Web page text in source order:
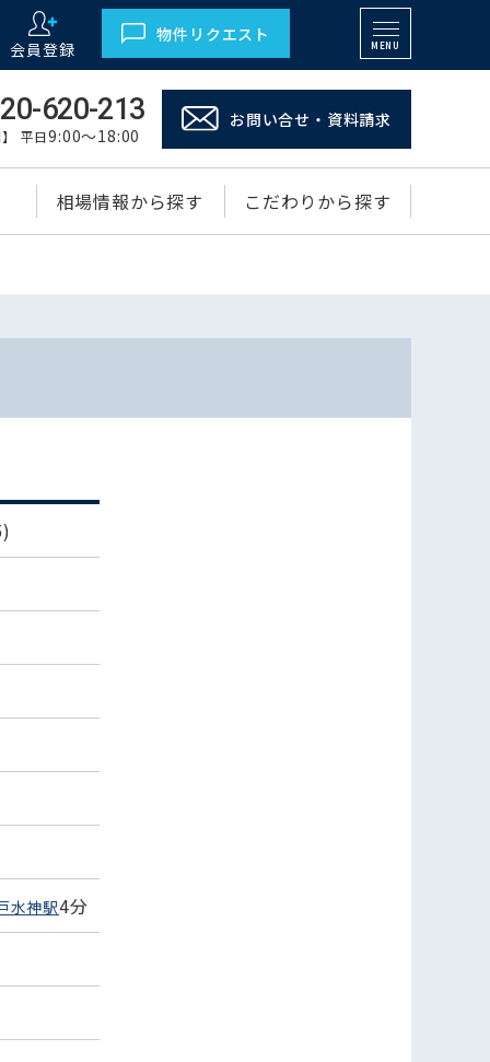
会員登録
物件リクエスト
MENU
620-213
】 平日9:00～18:00
お問い合せ・資料請求
相場情報から探す こだわりから探す
水神駅4分